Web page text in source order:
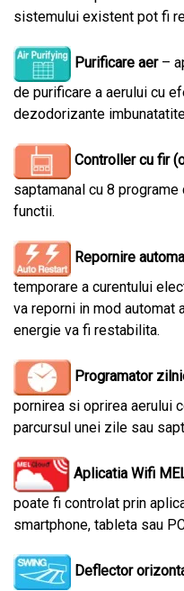
sistemului existent pot fi
Purificare aer–
de purificare a aerului cu
dezodorizante
Controller cu fir
saptamanal cu 8
functii.
Repornire
temporare a curentului
va reporni in mod automat
energie va fi restabilita.
Programator
pornirea si oprirea aerului
parcursul unei zile sau
Aplicatia Wifi
poate fi controlat prin
smartphone, tableta sau
Deflector